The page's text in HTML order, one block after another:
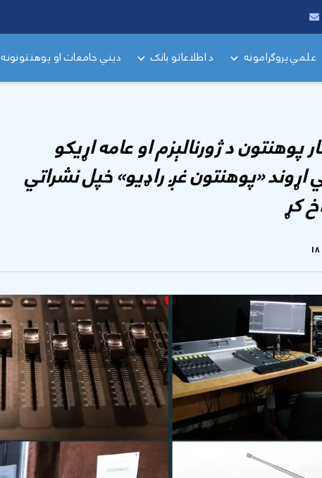
علمي پروګرامونه د اطلاعاتو بانک دیني جامعات او پوهنتونونه
پوهنتون د ژورنالېزم او عامه اړیکو
«پوهنتون غږ راډیو» خپل نشراتي
کړ